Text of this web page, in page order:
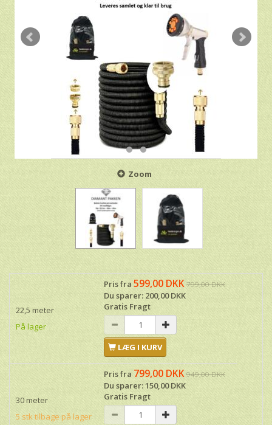
Zoom
22,5 meter
På lager
Pris fra 599,00 DKK799,00 DKK
Du sparer: 200,00 DKK
Gratis Fragt
LÆG I KURV
30 meter
5 stk tilbage på lager
Pris fra 799,00 DKK949,00 DKK
Du sparer:150,00 DKK
Gratis Fragt